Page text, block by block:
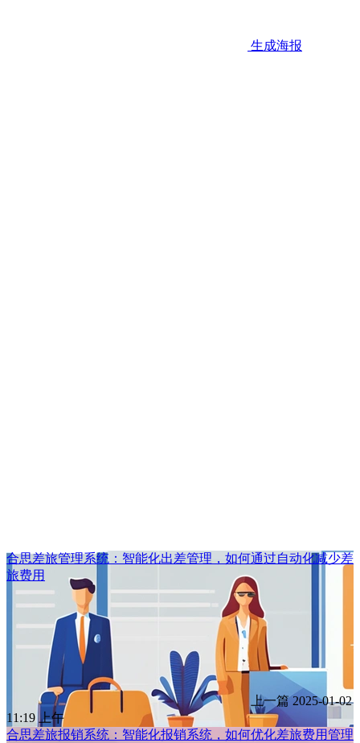
生成海报
合思差旅管理系统：智能化出差管理，如何通过自动化减少差
旅费用
上一篇 2025-01-02
11:19 上午
合思差旅报销系统：智能化报销系统，如何优化差旅费用管理